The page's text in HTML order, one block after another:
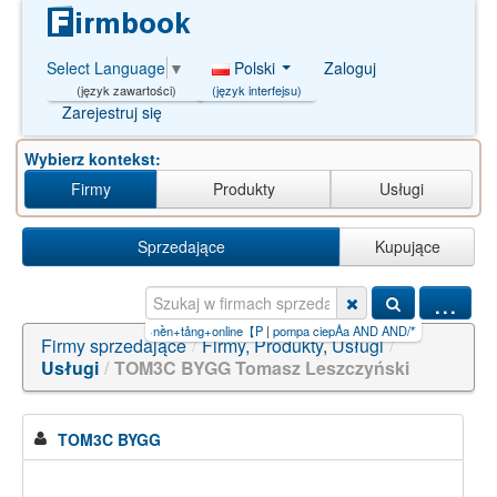
Select Language ▼
(język zawartości)
Polski
(język interfejsu)
Zaloguj
Zarejestruj się
Wybierz kontekst:
Firmy
Produkty Usługi
Sprzedające Kupujące
...
【P|pompa ciepÅa AND AND/**/8498/**|
Firmy sprzedające / Firmy, Produkty, Usługi /
Usługi / TOM3C BYGG Tomasz Leszczyński
TOM3C BYGG